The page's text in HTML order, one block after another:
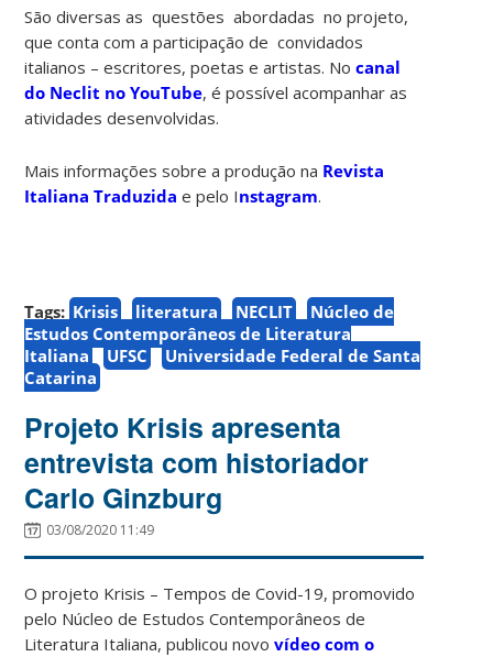
São diversas as questões abordadas no projeto,
que conta com a participação de convidados
italianos – escritores, poetas e artistas. Nocanal
do Neclit no YouTube, é possível acompanhar as
atividades desenvolvidas.
Mais informações sobre a produção na Revista
Italiana Traduzida e pelo Instagram.
Tags: Krisis literatura NECLIT
Núcleo de
Estudos Contemporâneos de Literatura
Italiana
UFSC
Universidade Federal de Santa
Catarina
Projeto Krisis apresenta
entrevista com historiador
Carlo Ginzburg
03/08/2020 11:49
O projeto Krisis – Tempos de Covid-19, promovido
pelo Núcleo de Estudos Contemporâneos de
Literatura Italiana, publicou novovídeo com o